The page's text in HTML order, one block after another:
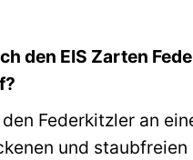
den EIS Zarten
Federkitzler an
und staubfreien